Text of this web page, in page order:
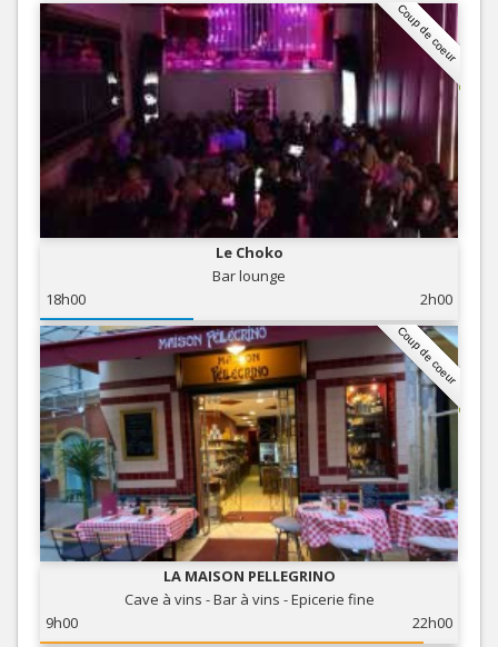
Coup de coeur
Le Choko
Bar lounge
18h00
2h00
Coup de coeur
LA MAISON PELLEGRINO
Cave à vins - Bar à vins - Epicerie fine
9h00
22h00